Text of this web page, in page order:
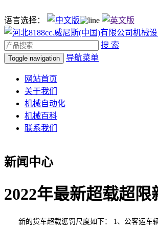
语言选择：
搜 索
Toggle navigation 导航菜单
网站首页
关于我们
机械自动化
机械百科
联系我们
新闻中心
2022年最新超载超
新的货车超载惩罚尺度如下： 1、公客运车辆